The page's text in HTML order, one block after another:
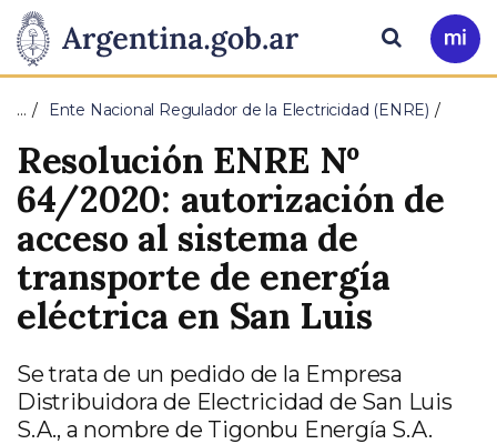
Presidencia
de
la
Nación
Pasar al contenido principal
Ir
a
Buscar
… Ente Nacional Regulador de la Electricidad (ENRE)
Resolución ENRE Nº
64/2020: autorización de
acceso al sistema de
transporte de energía
eléctrica en San Luis
Se trata de un pedido de la Empresa
Distribuidora de Electricidad de San Luis
S.A., a nombre de Tigonbu Energía S.A.